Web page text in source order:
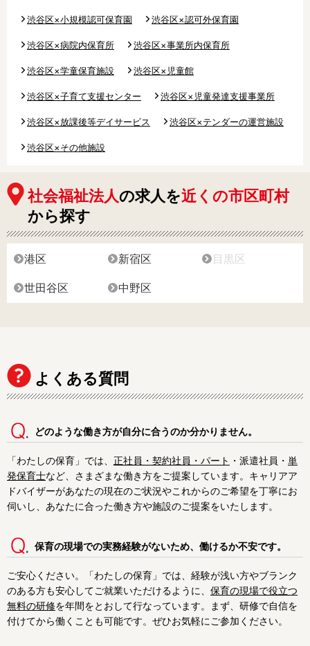
渋谷区×小規模認可保育園 渋谷区×認可外保育園
渋谷区×病院内保育所 渋谷区×事業所内保育所
渋谷区×学童保育施設 渋谷区×児童館
渋谷区×子育て支援センター 渋谷区×児童発達支援事業所
渋谷区×放課後等デイサービス 渋谷区×テンダーの運営施設
渋谷区×その他施設
社会福祉法人の求人を近くの市区町村
から探す
港区 新宿区 目黒区
世田谷区 中野区
青梅市 清瀬市 国立市
小金井市 国分寺市 小平市
狛江市 立川市 多摩市
調布市 西東京市 八王子市
羽村市 東久留米市 東村山市
福生市 町田市 三鷹市
武蔵野市
よくある質問
どのような働き方が自分に合うのか分かりません。
「わたしの保育」では、 正社員・契約社員・パート ・派遣社員・ 単
発保育士など、さまざまな働き方をご提案しています。キャリアア
ドバイザーがあなたの現在のご状況やこれからのご希望を丁寧にお
伺いし、あなたに合った働き方や施設のご提案をいたします。
保育の現場での実務経験がないため、働けるか不安です。
ご安心ください。「わたしの保育」では、経験が浅い方やブランク
のある方も安心してご就業いただけるように、 保育の現場で役立つ
無料の研修を年間をとおして行なっています。まず、研修で自信を
付けてから働くことも可能です。ぜひお気軽にご参加ください。